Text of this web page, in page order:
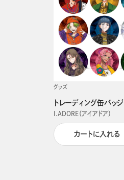
グッズ
トレーディング缶バッジ
I.ADORE（アイアドア）
カートに入れる